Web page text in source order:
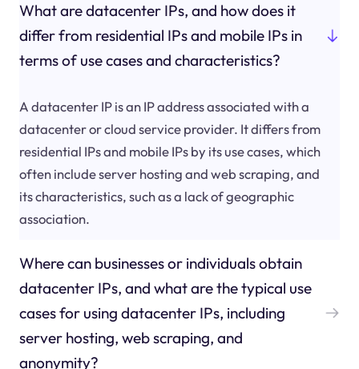
What are datacenter IPs, and how does it
differ from residential IPs and mobile IPs in
terms of use cases and characteristics?
A datacenter IP is an IP address associated with a
datacenter or cloud service provider. It differs from
residential IPs and mobile IPs by its use cases, which
often include server hosting and web scraping, and
its characteristics, such as a lack of geographic
association.
Where can businesses or individuals obtain
datacenter IPs, and what are the typical use
cases for using datacenter IPs, including
server hosting, web scraping, and
anonymity?